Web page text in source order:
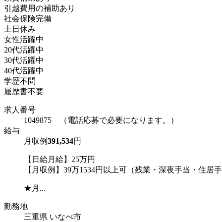
引越費用の補助あり
社会保険完備
土日休み
女性活躍中
20代活躍中
30代活躍中
40代活躍中
学歴不問
履歴書不要
求人番号
1049875 （電話応募で必要になります。）
給与
月収例391,534円
【日給月給】25万円
【月収例】39万1534円以上可（残業・深夜手当・住居手
★月...
勤務地
三重県 いなべ市